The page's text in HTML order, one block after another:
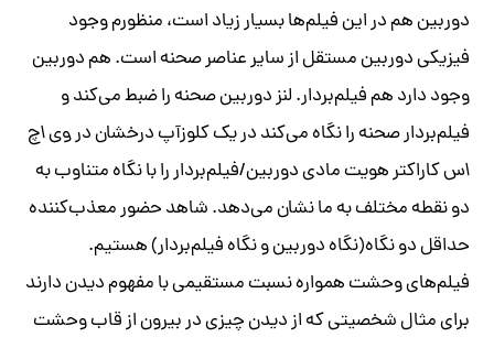
دوربین هم در این فیلم‌ها بسیار زیاد است، منظورم وجود
فیزیکی دوربین مستقل از سایر عناصر صحنه است. هم دوربین
وجود دارد هم فیلم‌بردار. لنز دوربین صحنه را ضبط می‌کند و
فیلم‌بردار صحنه را نگاه می‌کند در یک کلوزآپ درخشان دروی اچ
اسکاراکتر هویت مادی دوربین/فیلم‌بردار را با نگاه متناوب به
دو نقطه مختلف به ما نشان می‌دهد. شاهد حضور معذب‌کننده
حداقل دو نگاه(نگاه دوربین و نگاه فیلم‌بردار) هستیم.
فیلم‌های وحشت همواره نسبت مستقیمی با مفهوم دیدن دارند
برای مثال شخصیتی که از دیدن چیزی در بیرون از قاب وحشت